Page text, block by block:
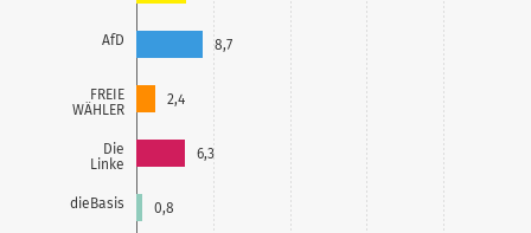
AfD
FREIE
WÄHLER
Die
Linke
dieBasis
8,7
2,4
6,3
0,8